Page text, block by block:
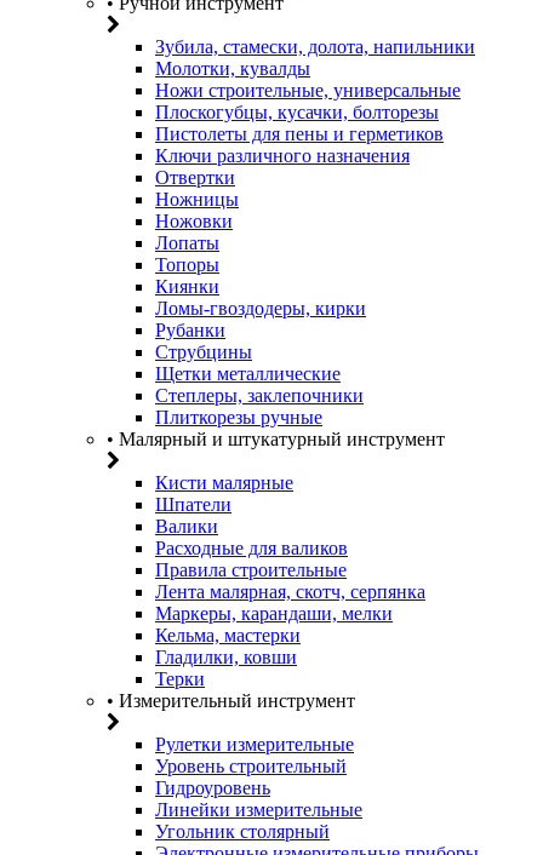
Зубила, стамески, долота, напильники
Молотки, кувалды
Ножи строительные, универсальные
Плоскогубцы, кусачки, болторезы
Пистолеты для пены и герметиков
Ключи различного назначения
Отвертки
Ножницы
Ножовки
Лопаты
Топоры
Киянки
Ломы-гвоздодеры, кирки
Рубанки
Струбцины
Щетки металлические
Степлеры, заклепочники
Плиткорезы ручные
• Малярный и штукатурный инструмент
Кисти малярные
Шпатели
Валики
Расходные для валиков
Правила строительные
Лента малярная, скотч, серпянка
Маркеры, карандаши, мелки
Кельма, мастерки
Гладилки, ковши
Терки
• Измерительный инструмент
Рулетки измерительные
Уровень строительный
Гидроуровень
Линейки измерительные
Угольник столярный